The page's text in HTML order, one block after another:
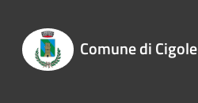
Comune di Cigole